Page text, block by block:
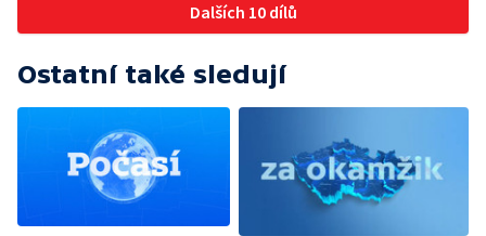
Dalších 10 dílů
Ostatní také sledují